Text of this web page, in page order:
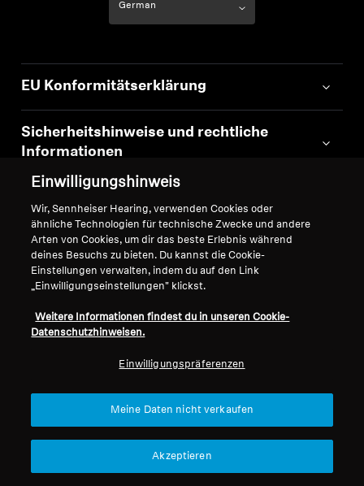
EU Konformitätserklärung
Sicherheitshinweise und rechtliche
Informationen
Zubehör & Ersatzteile
Wir legen großen Wert auf die
Langlebigkeit unserer Produkte.
Einwilligungshinweis
Wir, Sennheiser Hearing, verwenden Cookies oder
ähnliche Technologien für technische Zwecke und andere
Arten von Cookies, um dir das beste Erlebnis während
deines Besuchs zu bieten. Du kannst die Cookie-
Einstellungen verwalten, indem du auf den Link
„Einwilligungseinstellungen" klickst.
Weitere Informationen findest du in unseren Cookie-
Datenschutzhinweisen.
Einwilligungspräferenzen
Meine Daten nicht verkaufen
Akzeptieren